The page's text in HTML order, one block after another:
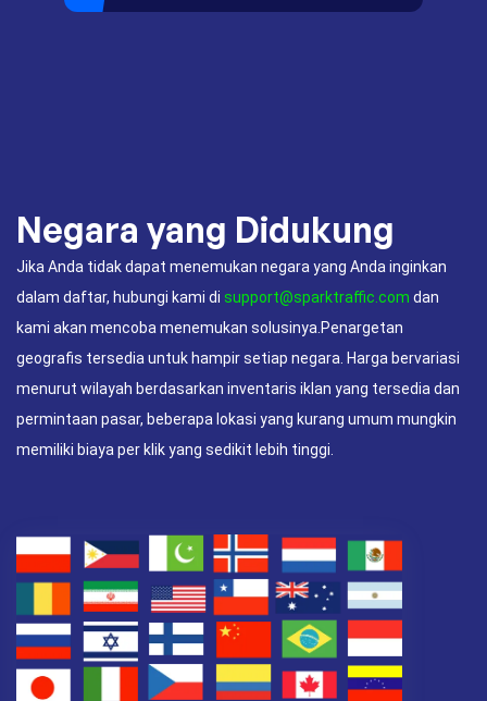
Negara yang Didukung
Jika Anda tidak dapat menemukan negara yang Anda inginkan
dalam daftar, hubungi kami di support@sparktraffic.com dan
kami akan mencoba menemukan solusinya.Penargetan
geografis tersedia untuk hampir setiap negara. Harga bervariasi
menurut wilayah berdasarkan inventaris iklan yang tersedia dan
permintaan pasar, beberapa lokasi yang kurang umum mungkin
memiliki biaya per klik yang sedikit lebih tinggi.